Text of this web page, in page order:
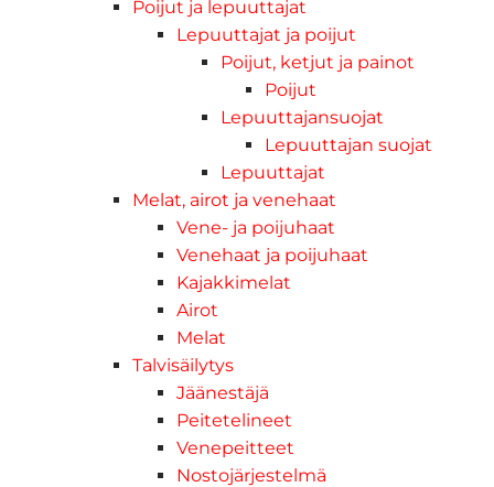
Poijut ja lepuuttajat
Lepuuttajat ja poijut
Poijut, ketjut ja painot
Poijut
Lepuuttajansuojat
Lepuuttajan suojat
Lepuuttajat
Melat, airot ja venehaat
Vene- ja poijuhaat
Venehaat ja poijuhaat
Kajakkimelat
Airot
Melat
Talvisäilytys
Jäänestäjä
Peitetelineet
Venepeitteet
Nostojärjestelmä